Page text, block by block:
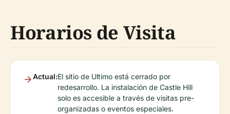
Horarios de Visita
Actual:El sitio de Ultimo está cerrado por
redesarrollo. La instalación de Castle Hill
solo es accesible a través de visitas pre-
organizadas o eventos especiales.